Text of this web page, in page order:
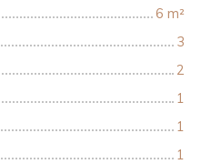
6 m²
3
2
1
1
1